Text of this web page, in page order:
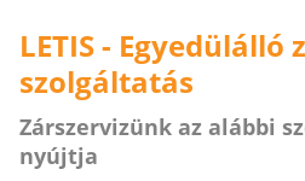
LETIS - Egyedülálló
szolgáltatás
Zárszervizünk az alábbi
nyújtja